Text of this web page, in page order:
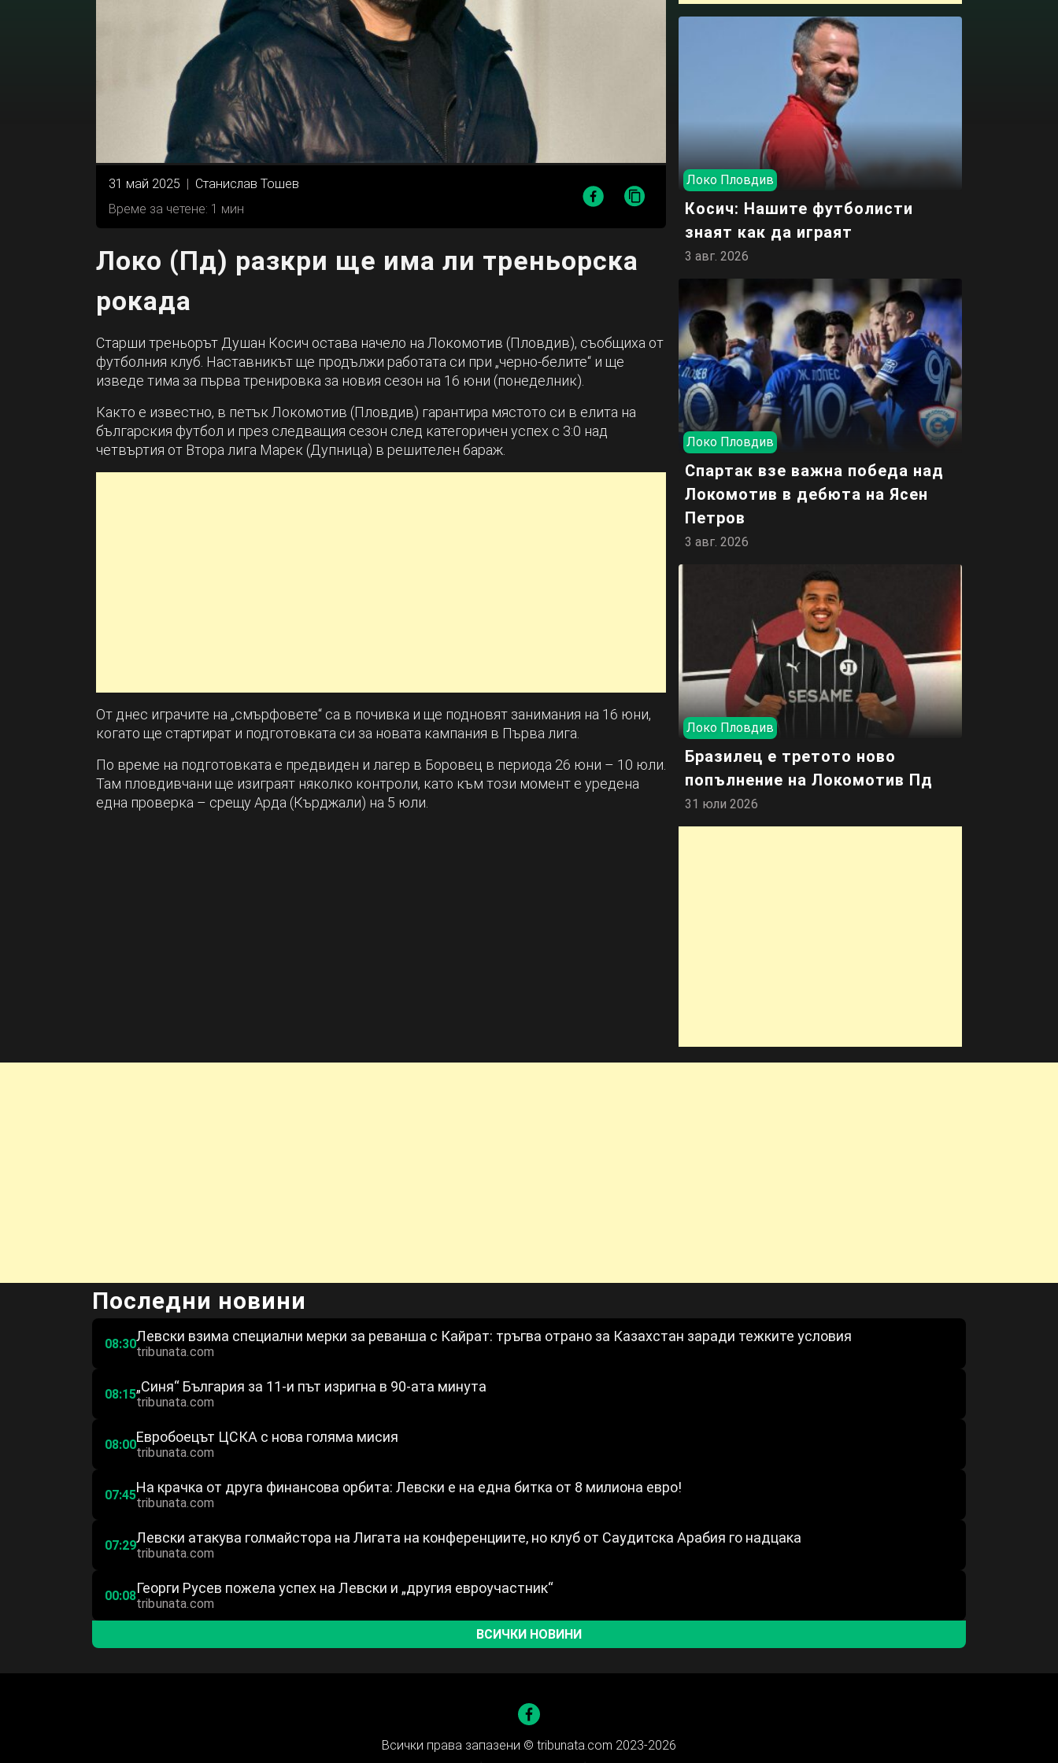
31 май 2025
Станислав Тошев
Време за четене: 1 мин
Локо (Пд) разкри ще има ли треньорска
рокада
Старши треньорът Душан Косич остава начело на Локомотив (Пловдив), съобщиха от
футболния клуб. Наставникът ще продължи работата си при „черно-белите“ и ще
изведе тима за първа тренировка за новия сезон на 16 юни (понеделник).
Както е известно, в петък Локомотив (Пловдив) гарантира мястото си в елита на
българския футбол и през следващия сезон след категоричен успех с 3:0 над
четвъртия от Втора лига Марек (Дупница) в решителен бараж.
От днес играчите на „смърфовете“ са в почивка и ще подновят занимания на 16 юни,
когато ще стартират и подготовката си за новата кампания в Първа лига.
По време на подготовката е предвиден и лагер в Боровец в периода 26 юни – 10 юли.
Там пловдивчани ще изиграят няколко контроли, като към този момент е уредена
една проверка – срещу Арда (Кърджали) на 5 юли.
Локо Пловдив
Косич: Нашите футболисти
знаят как да играят
3 авг. 2026
Локо Пловдив
Спартак взе важна победа над
Локомотив в дебюта на Ясен
Петров
3 авг. 2026
Локо Пловдив
Бразилец е третото ново
попълнение на Локомотив Пд
31 юли 2026
Последни новини
08:30Левски взима специални мерки за реванша с Кайрат: тръгва отрано за Казахстан заради тежките условия
tribunata.com
08:15„Синя“ България за 11-и път изригна в 90-ата минута
tribunata.com
08:00Евробоецът ЦСКА с нова голяма мисия
tribunata.com
07:45На крачка от друга финансова орбита: Левски е на една битка от 8 милиона евро!
tribunata.com
07:29Левски атакува голмайстора на Лигата на конференциите, но клуб от Саудитска Арабия го надцака
tribunata.com
00:08Георги Русев пожела успех на Левски и „другия евроучастник“
tribunata.com
ВСИЧКИ НОВИНИ
Всички права запазени © tribunata.com 2023-2026